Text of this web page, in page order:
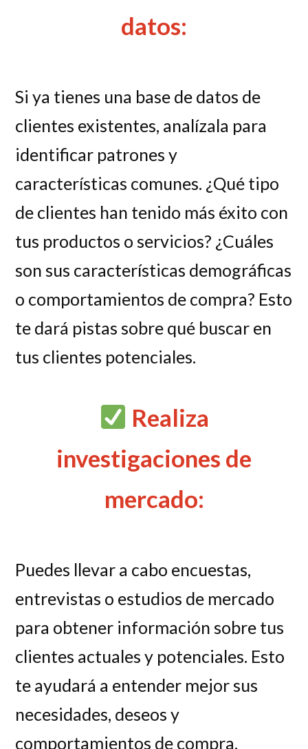
datos:
Si ya tienes una base de datos de
clientes existentes, analízala para
identificar patrones y
características comunes. ¿Qué tipo
de clientes han tenido más éxito con
tus productos o servicios? ¿Cuáles
son sus características demográficas
o comportamientos de compra? Esto
te dará pistas sobre qué buscar en
tus clientes potenciales.
Realiza
investigaciones de
mercado:
Puedes llevar a cabo encuestas,
entrevistas o estudios de mercado
para obtener información sobre tus
clientes actuales y potenciales. Esto
te ayudará a entender mejor sus
necesidades, deseos y
comportamientos de compra.